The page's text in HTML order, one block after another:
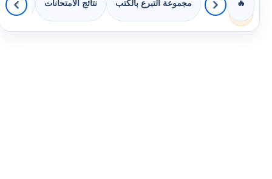
🔥 مجموعة التبرع بالكتب نتائج الامتحانات